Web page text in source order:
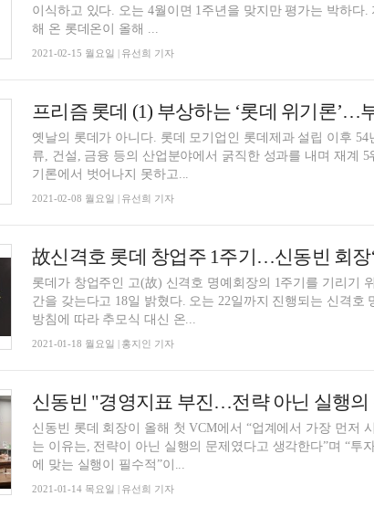
이식하고 있다. 오는 4월이면 1주년을 맞지만 평가는 박하다
해 온 롯데온이 올해 ...
2021-02-15 월요일 | 유선희 기자
프리즘 롯데 (1) 부상하는 ‘롯데 위기론’…
옛날의 롯데가 아니다. 롯데 모기업인 롯데제과 설립 이후
류, 건설, 금융 등의 산업분야에서 굵직한 성과를 내며 재계 5
기론에서 벗어나지 못하고...
2021-02-08 월요일 | 유선희 기자
롯데가 창업주인 고(故) 신격호 명예회장의 1주기를 기리기
간을 갖는다고 18일 밝혔다. 오는 22일까지 진행되는 신격호
방침에 따라 추모식 대신 온...
2021-01-18 월요일 | 홍지인 기자
신동빈 "경영지표 부진…전략 아닌 실행의
신동빈 롯데 회장이 올해 첫 VCM에서 “업계에서 가장 먼저
는 이유는, 전략이 아닌 실행의 문제였다고 생각한다”며 “투
에 맞는 실행이 필수적”이...
2021-01-14 목요일 | 유선희 기자